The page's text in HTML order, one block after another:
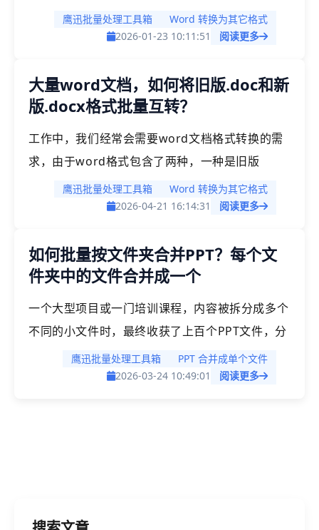
97-2003 格式的 Word 文档，逐个将它们转换为
现代的 .docx 格式可能会非常耗时，还容易漏转。
以一键统一格式，批量将旧版.doc等不同格式的
word文档批量转为新版的.docx格式。
鹰迅批量处理工具箱
Word 转换为其它格式
2026-01-23 10:11:51
阅读更多
大量word文档，如何将旧版.doc和新
版.docx格式批量互转？
工作中，我们经常会需要word文档格式转换的需
求，由于word格式包含了两种，一种是旧版
的.doc格式，一种是新版的.docx格式，在不同的
场景下，可能我们需要使用的格式并不相通，有时
为某一种格式，这就设计到两种格式之间的相互转
换了。
鹰迅批量处理工具箱
Word 转换为其它格式
2026-04-21 16:14:31
阅读更多
如何批量按文件夹合并PPT？每个文
件夹中的文件合并成一个
一个大型项目或一门培训课程，内容被拆分成多个
不同的小文件时，最终收获了上百个PPT文件，分
散在不同的文件夹中，想象一下，当你需要将多个
文件夹中的文件分别按文件夹合并，每个文件夹中
鹰迅批量处理工具箱
PPT 合并成单个文件
2026-03-24 10:49:01
阅读更多